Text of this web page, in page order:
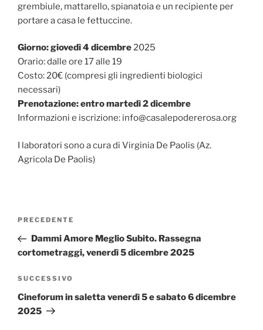
grembiule, mattarello, spianatoia e un recipiente per
portare a casa le fettuccine.
Giorno: giovedì 4 dicembre2025
Orario: dalle ore 17 alle 19
Costo: 20€ (compresi gli ingredienti biologici
necessari)
Prenotazione: entro martedì 2 dicembre
Informazioni e iscrizione: info@casalepodererosa.org
I laboratori sono a cura di Virginia De Paolis (Az.
Agricola De Paolis)
Navigazione
Articolo
precedente:
PRECEDENTE
Dammi Amore Meglio Subito. Rassegna
cortometraggi, venerdì 5 dicembre 2025
Articolo
successivo
SUCCESSIVO
Cineforum in saletta venerdì 5 e sabato 6 dicembre
2025